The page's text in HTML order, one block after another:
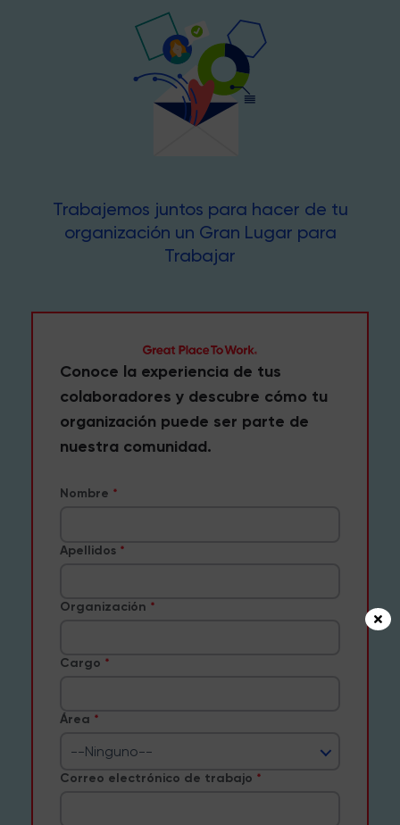
Trabajemos juntos para hacer de tu
organización un Gran Lugar para
Trabajar
Conoce la experiencia de tus
colaboradores y descubre cómo tu
organización puede ser parte de
nuestra comunidad.
Nombre
Apellidos
Organización
Cargo
Área
--Ninguno--
Correo electrónico de trabajo